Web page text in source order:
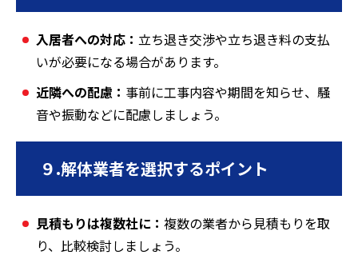
入居者への対応： 立ち退き交渉や立ち退き料の支払
いが必要になる場合があります。
近隣への配慮： 事前に工事内容や期間を知らせ、騒
音や振動などに配慮しましょう。
９.解体業者を選択するポイント
見積もりは複数社に： 複数の業者から見積もりを取
り、比較検討しましょう。